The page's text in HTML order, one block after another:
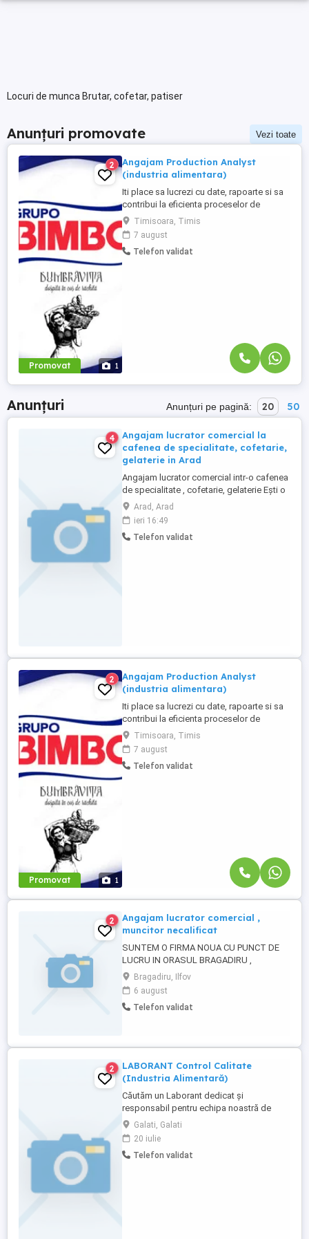
Locuri de munca Brutar, cofetar, patiser
Anunțuri promovate Vezi toate
Promovat 1
2
Angajam Production Analyst
(industria alimentara)
Iti place sa lucrezi cu date, rapoarte si sa
contribui la eficienta proceselor de
productie? Te invitam sa te alaturi echipei
noastre in rolul de Production Analyst,
unde vei avea un rol important in
monitorizarea si analizarea activitatilor de
Timisoara, Timis
7 august
Telefon validat
Anunțuri Anunțuri pe pagină: 20 50
4
Angajam lucrator comercial la
cafenea de specialitate, cofetarie,
gelaterie in Arad
Angajam lucrator comercial intr-o cafenea
de specialitate , cofetarie, gelaterie Ești o
persoană sociabilă, atentă și
responsabilă? Te așteptăm în echipa
noastră tânără și energică! Cerințe:
Atitudine pozitivă și dorința de a lucra cu
Arad, Arad
ieri 16:49
Telefon validat
Promovat 1
2
Angajam Production Analyst
(industria alimentara)
Iti place sa lucrezi cu date, rapoarte si sa
contribui la eficienta proceselor de
productie? Te invitam sa te alaturi echipei
noastre in rolul de Production Analyst,
unde vei avea un rol important in
monitorizarea si analizarea activitatilor de
Timisoara, Timis
7 august
Telefon validat
2
Angajam lucrator comercial ,
muncitor necalificat
SUNTEM O FIRMA NOUA CU PUNCT DE
LUCRU IN ORASUL BRAGADIRU ,
JUDETUL ILFOV. ANGAJAM LUCRATORI
COMERCIALI ( CASIERI) Pentru mai multe
detalii ne puteti contacta la numarul
Bragadiru, Ilfov
6 august
Telefon validat
2
LABORANT Control Calitate
(Industria Alimentară)
Căutăm un Laborant dedicat și
responsabil pentru echipa noastră de
control al calității din industria alimentară.
Conditii: Absolvent de liceu sau studii
superioare. Cunoștințe de HACCP, ISO și
trasabilitate. Capacitatea de a efectua
Galati, Galati
20 iulie
Telefon validat